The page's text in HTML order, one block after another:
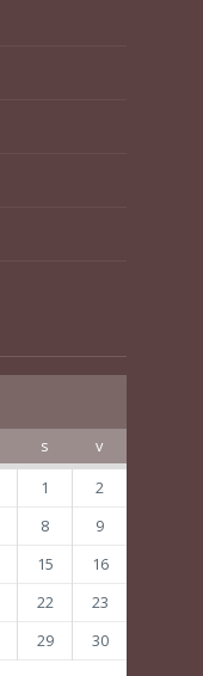
s
v
1
2
8
9
15
16
22
23
29
30